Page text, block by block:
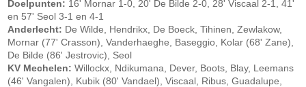
Doelpunten: 16' Mornar 1-0, 20' De Bilde 2-0, 28' Viscaal 2-1, 41'
en 57' Seol 3-1 en 4-1
Anderlecht: De Wilde, Hendrikx, De Boeck, Tihinen, Zewlakow,
Mornar (77' Crasson), Vanderhaeghe, Baseggio, Kolar (68' Zane),
De Bilde (86' Jestrovic), Seol
KV Mechelen: Willockx, Ndikumana, Dever, Boots, Blay, Leemans
(46' Vangalen), Kubik (80' Vandael), Viscaal, Ribus, Guadalupe,